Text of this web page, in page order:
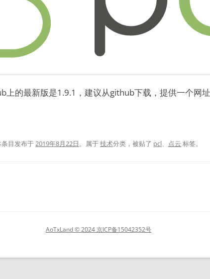
上的最新版是1.9.1，建议从github下载，提供一个网
条目发布于2019年8月22日。属于技术分类，被贴了 pcl、 点云 标签。
AoTxLand© 2024 京ICP备15042352号